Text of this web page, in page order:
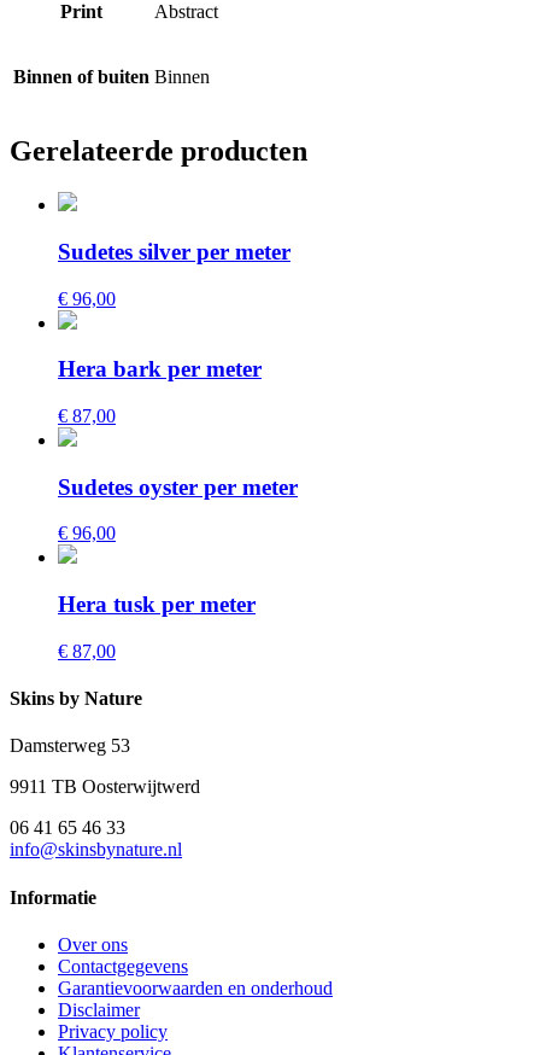
Print Abstract
Binnen of buiten Binnen
Gerelateerde producten
Sudetes silver per meter
€ 96,00
Hera bark per meter
€ 87,00
Sudetes oyster per meter
€ 96,00
Hera tusk per meter
€ 87,00
Skins by Nature
Damsterweg 53
9911 TB Oosterwijtwerd
06 41 65 46 33
info@skinsbynature.nl
Informatie
Over ons
Contactgegevens
Garantievoorwaarden en onderhoud
Disclaimer
Privacy policy